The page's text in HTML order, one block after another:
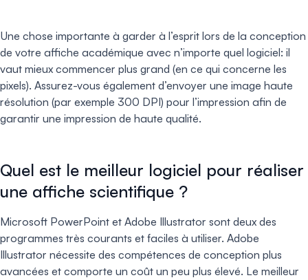
Une chose importante à garder à l’esprit lors de la conception
de votre affiche académique avec n’importe quel logiciel: il
vaut mieux commencer plus grand (en ce qui concerne les
pixels). Assurez-vous également d’envoyer une image haute
résolution (par exemple 300 DPI) pour l’impression afin de
garantir une impression de haute qualité.
Quel est le meilleur logiciel pour réaliser
une affiche scientifique ?
Microsoft PowerPoint et Adobe Illustrator sont deux des
programmes très courants et faciles à utiliser. Adobe
Illustrator nécessite des compétences de conception plus
avancées et comporte un coût un peu plus élevé. Le meilleur